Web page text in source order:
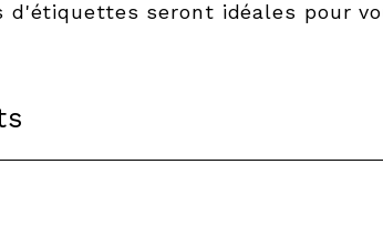
d'étiquettes seront idéales pour